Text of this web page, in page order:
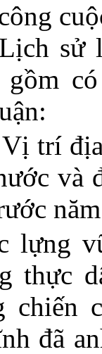
sử
trí
và
lựng
thực
chiến
đã